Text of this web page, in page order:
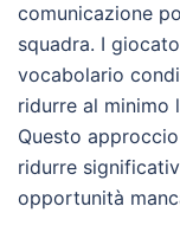
comunicazione
squadra. I
vocabolario
ridurre al minimo
Questo
ridurre
opportunità